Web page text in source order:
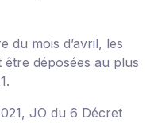
du mois d’avril, les
être déposées au plus
JO du 6 Décret